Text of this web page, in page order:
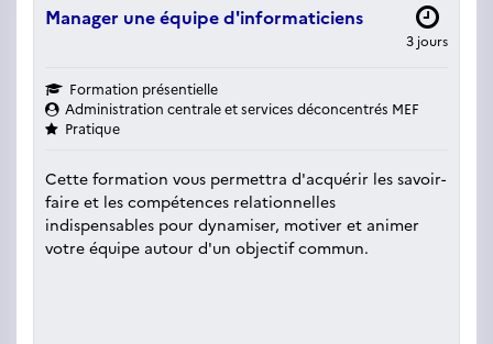
3 jours
Manager une équipe d'informaticiens
Formation présentielle
Administration centrale et services déconcentrés MEF
Pratique
Cette formation vous permettra d'acquérir les savoir-
faire et les compétences relationnelles
indispensables pour dynamiser, motiver et animer
votre équipe autour d'un objectif commun.